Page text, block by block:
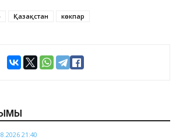
Қазақстан көкпар
21:40